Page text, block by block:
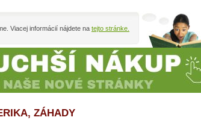
ZÁHADY
Viacej informácií nájdete na tejto stránke.